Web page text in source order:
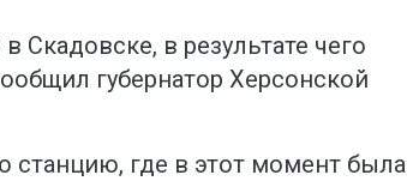
в результате чего
губернатор Херсонской
станцию, где в этот момент была